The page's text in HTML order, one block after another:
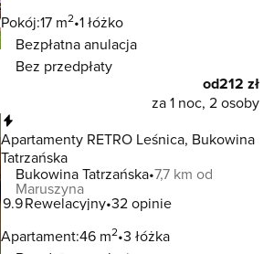
Pokój:17 m2 1 łóżko
Bezpłatna anulacja
Bez przedpłaty
od212 zł
za 1 noc, 2 osoby
Apartamenty RETRO Leśnica, Bukowina
Tatrzańska
Bukowina Tatrzańska 7,7 km od
Maruszyna
9.9Rewelacyjny 32 opinie
Apartament:46 m2 3 łóżka